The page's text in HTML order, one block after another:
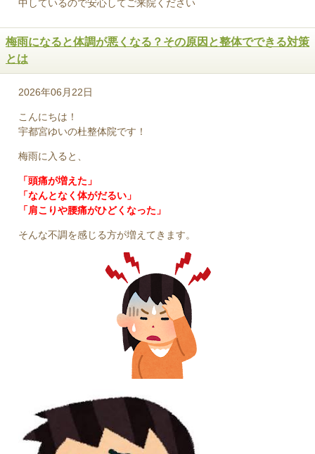
中しているので安心してご来院ください
梅雨になると体調が悪くなる？その原因と整体でできる対策
とは
2026年06月22日
こんにちは！
宇都宮ゆいの杜整体院です！
梅雨に入ると、
「頭痛が増えた」
「なんとなく体がだるい」
「肩こりや腰痛がひどくなった」
そんな不調を感じる方が増えてきます。